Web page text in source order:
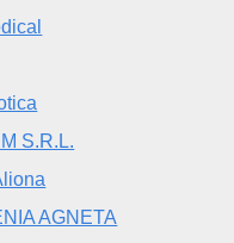
S.R.L.
AGNETA